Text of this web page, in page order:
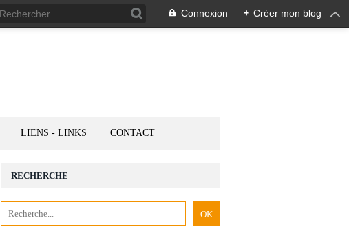
Connexion + Créer mon blog
LIENS - LINKS CONTACT
RECHERCHE